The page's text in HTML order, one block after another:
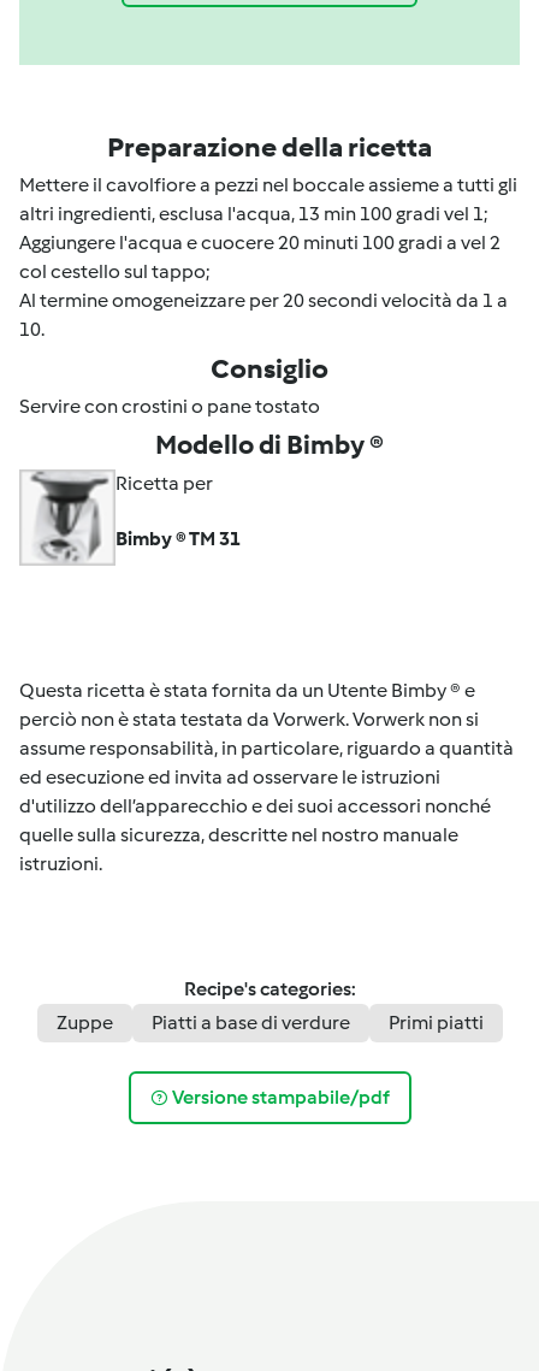
Preparazione della ricetta
Mettere il cavolfiore a pezzi nel boccale assieme a tutti gli
altri ingredienti, esclusa l'acqua, 13 min 100 gradi vel 1;
Aggiungere l'acqua e cuocere 20 minuti 100 gradi a vel 2
col cestello sul tappo;
Al termine omogeneizzare per 20 secondi velocità da 1 a
10.
Consiglio
Servire con crostini o pane tostato
Modello di Bimby ®
Ricetta per
Bimby ® TM 31
Questa ricetta è stata fornita da un Utente Bimby ® e
perciò non è stata testata da Vorwerk. Vorwerk non si
assume responsabilità, in particolare, riguardo a quantità
ed esecuzione ed invita ad osservare le istruzioni
d'utilizzo dell’apparecchio e dei suoi accessori nonché
quelle sulla sicurezza, descritte nel nostro manuale
istruzioni.
Recipe's categories:
Zuppe
Piatti a base di verdure Primi piatti
Versione stampabile/pdf